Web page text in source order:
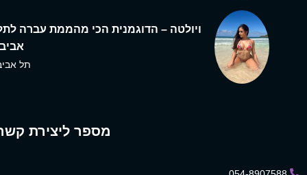
ויולטה – הדוגמנית הכי מהממת עברה
תל
מספר ליצירת